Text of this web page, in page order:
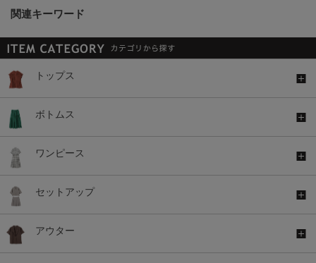
関連キーワード
トップス
ボトムス
ワンピース
セットアップ
アウター